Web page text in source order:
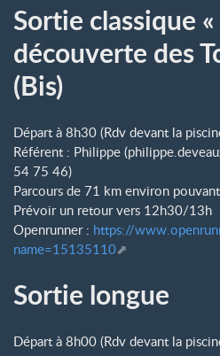
Sortie classique
découverte des
(Bis)
Départ à 8h30 (Rdv devant la
Référent : Philippe
54 75 46)
Parcours de 71 km environ
Prévoir un retour vers 12h30/13h
Openrunner : https://
name=15135110
Sortie longue
Départ à 8h00 (Rdv devant la